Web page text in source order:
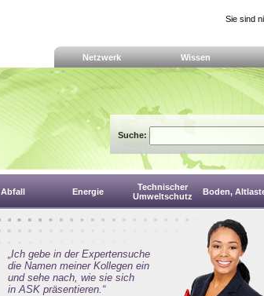
Sie sind
Netzwerk Wissen
Suche:
Abfall Energie
Technischer
Umweltschutz
Boden,
„Ich gebe in der Expertensuche
die Namen meiner Kollegen ein
und sehe nach, wie sie sich
in ASK präsentieren.“